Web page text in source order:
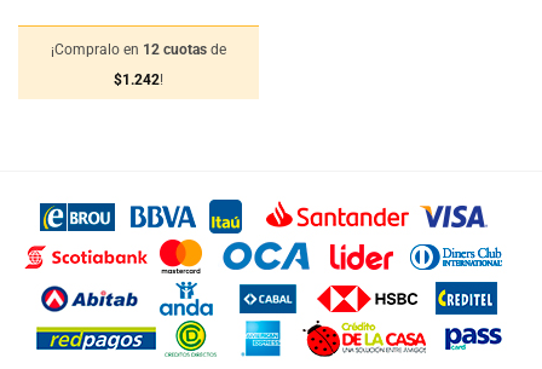
$18.990.$14.898.
¡Compralo en 12 cuotas de
$1.242!